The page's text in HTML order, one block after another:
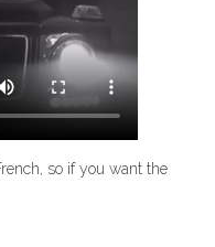
so if you want the